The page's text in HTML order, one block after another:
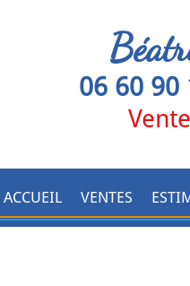
06 60 90
ACCUEIL VENTES